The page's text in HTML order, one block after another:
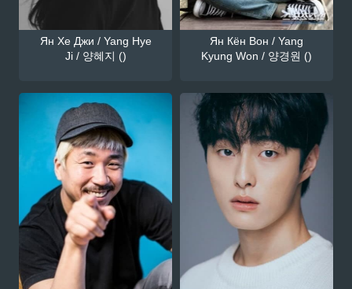
Ян Хе Джи / Yang Hye
Ji / 양혜지 ()
Ян Кён Вон / Yang
Kyung Won / 양경원 ()